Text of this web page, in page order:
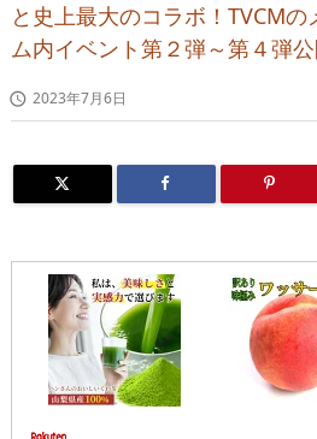
と史上最大のコラボ！TVCM
ム内イベント第２弾～第４弾公
 2023年7月6日